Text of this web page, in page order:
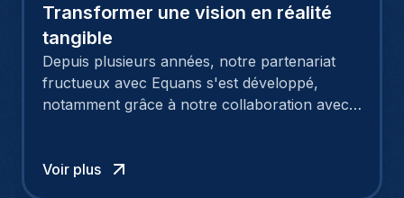
Transformer une vision en réalité
tangible
Depuis plusieurs années, notre partenariat
fructueux avec Equans s'est développé,
notamment grâce à notre collaboration avec
Sa mission essentielle consiste à superviser
Voir plus